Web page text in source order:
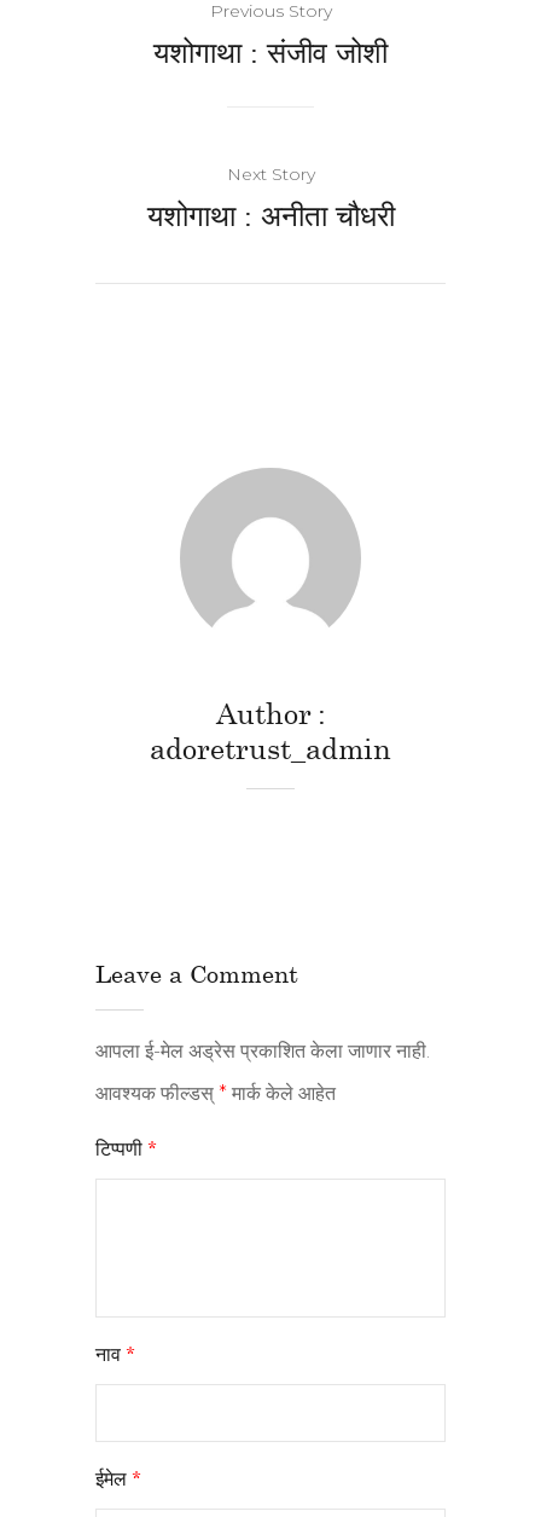
Previous Story
यशोगाथा : संजीव जोशी
Next Story
यशोगाथा : अनीता चौधरी
Author
adoretrust_admin
Leave a Comment
आपला ई-मेल अड्रेस प्रकाशित केला जाणार नाही.
आवश्यक फील्डस् * मार्क केले आहेत
टिप्पणी *
नाव *
ईमेल *